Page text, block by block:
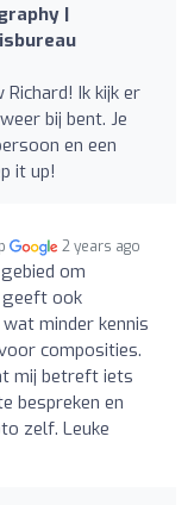
|
Ik kijk er
bij bent. Je
en een
it up!
2 years ago
om
ook
minder kennis
composities.
mij betreft iets
bespreken en
zelf. Leuke